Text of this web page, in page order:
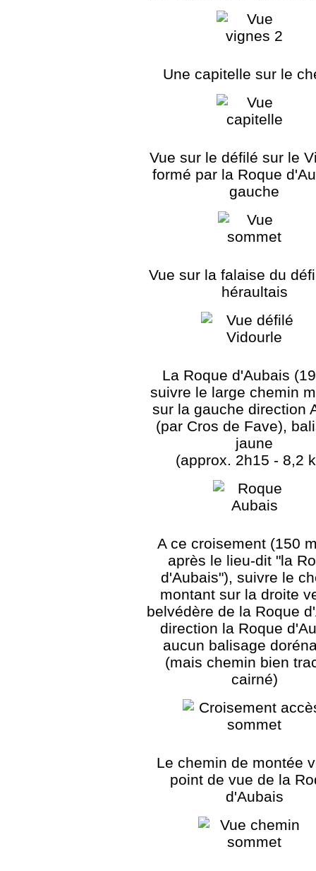
Une capitelle sur le
Vue sur le défilé sur le
formé par la Roque
gauche
Vue sur la falaise du
héraultais
La Roque d'Aubais
suivre le large chemin
sur la gauche direction
(par Cros de Fave),
jaune
(approx. 2h15 - 8,2
A ce croisement (150
après le lieu-dit "la
d'Aubais"), suivre le
montant sur la droite
belvédère de la Roque
direction la Roque
aucun balisage
(mais chemin bien
cairné)
Le chemin de montée
point de vue de la
d'Aubais